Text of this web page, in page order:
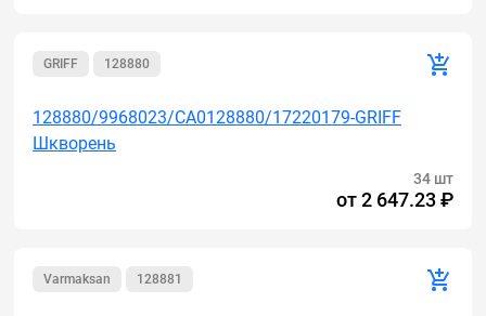
GRIFF 128880
128880/9968023/CA0128880/17220179-GRIFF
Шкворень
34 шт
от2 647.23 ₽
Varmaksan 128881